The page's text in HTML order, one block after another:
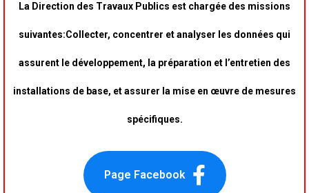
La Direction des Travaux Publics est chargée des missions
suivantes:Collecter, concentrer et analyser les données qui
assurent le développement, la préparation et l’entretien des
installations de base, et assurer la mise en œuvre de mesures
spécifiques.
Page Facebook